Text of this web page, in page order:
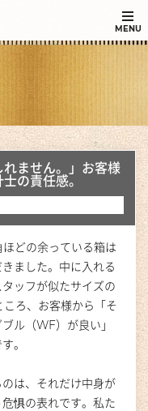
MENU
れません。」お客様
の責任感。
どの余っている箱は
ました。中に入れる
ッフが似たサイズの
ろ、お客様から「そ
ル（WF）が良い」
。
は、それだけ中身が
惧の表れです。私た